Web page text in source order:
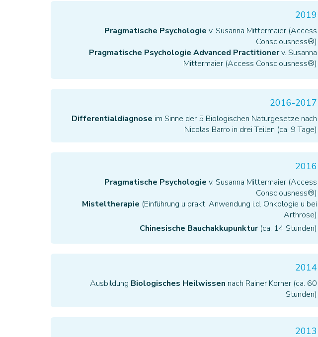
2019
Pragmatische Psychologie v. Susanna Mittermaier (Access
Consciousness®)
Pragmatische Psychologie Advanced Practitionerv. Susanna
Mittermaier (Access Consciousness®)
2016-2017
Differentialdiagnose im Sinne der 5 Biologischen Naturgesetze nach
Nicolas Barro in drei Teilen (ca. 9 Tage)
2016
Pragmatische Psychologie v. Susanna Mittermaier (Access
Consciousness®)
Misteltherapie (Einführung u prakt. Anwendung i.d. Onkologie u bei
Arthrose)
Chinesische Bauchakkupunktur(ca. 14 Stunden)
2014
Ausbildung Biologisches Heilwissen nach Rainer Körner (ca. 60
Stunden)
2013